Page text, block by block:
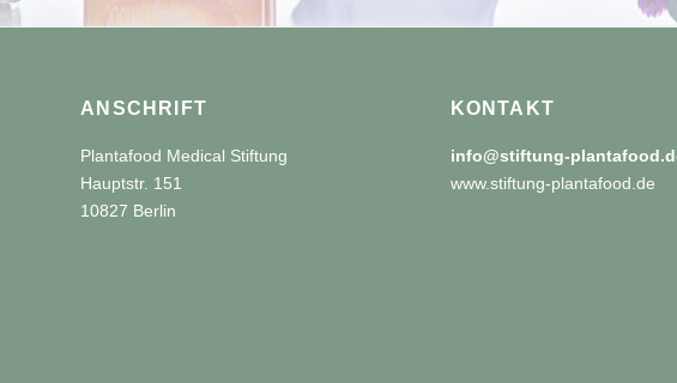
ANSCHRIFT
Plantafood Medical Stiftung
Hauptstr. 151
10827 Berlin
KONTAKT
info@stiftung-
www.stiftung-plantafood.de